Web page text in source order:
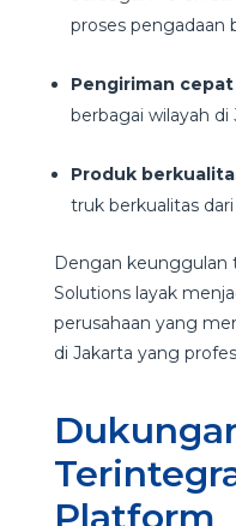
proses pengadaan
Pengiriman
berbagai wilayah di
Produk
truk berkualitas
Dengan keunggulan
Solutions layak
perusahaan yang
di Jakarta yang